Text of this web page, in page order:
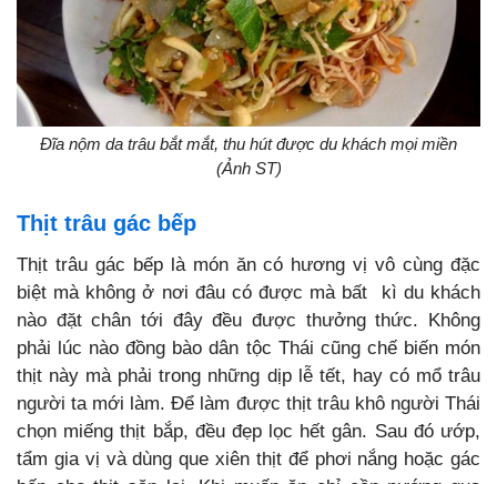
Đĩa nộm da trâu bắt mắt, thu hút được du khách mọi miền
(Ảnh ST)
Thịt trâu gác bếp
Thịt trâu gác bếp là món ăn có hương vị vô cùng đặc
biệt mà không ở nơi đâu có được mà bất kì du khách
nào đặt chân tới đây đều được thưởng thức. Không
phải lúc nào đồng bào dân tộc Thái cũng chế biến món
thịt này mà phải trong những dịp lễ tết, hay có mổ trâu
người ta mới làm. Để làm được thịt trâu khô người Thái
chọn miếng thịt bắp, đều đẹp lọc hết gân. Sau đó ướp,
tẩm gia vị và dùng que xiên thịt để phơi nắng hoặc gác